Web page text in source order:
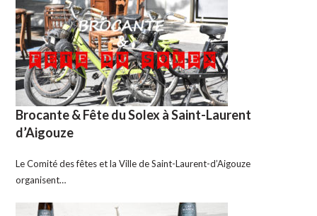
Brocante & Fête du Solex à Saint-Laurent
d’Aigouze
Le Comité des fêtes et la Ville de Saint-Laurent-d’Aigouze
organisent…